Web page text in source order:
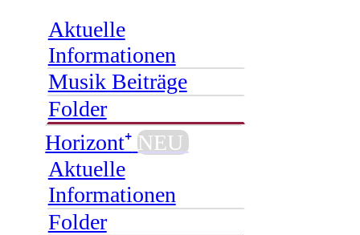
Aktuelle
Informationen
Musik Beiträge
Folder
Horizont⁺ NEU
Aktuelle
Informationen
Folder